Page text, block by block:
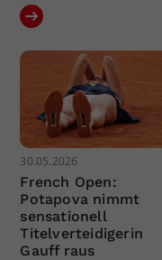
30.05.2026
French Open:
Potapova nimmt
sensationell
Titelverteidigerin
Gauff raus